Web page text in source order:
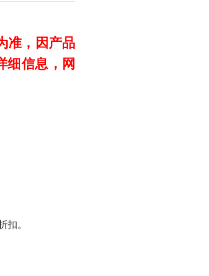
准，因产品
信息， 网
扣。